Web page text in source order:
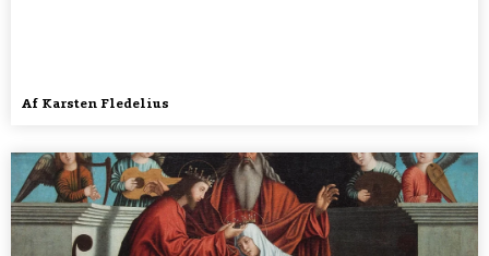
Af Karsten Fledelius